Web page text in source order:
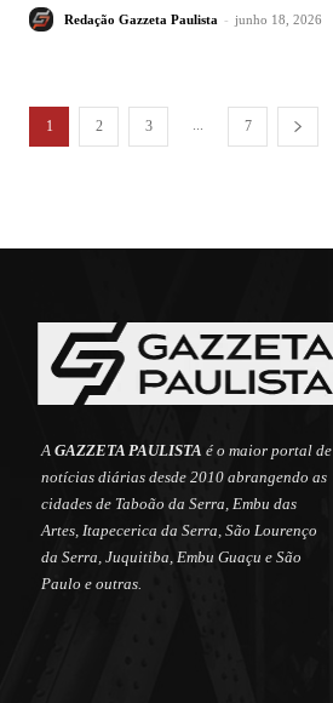
Redação Gazzeta Paulista - junho 18, 2026
1 2 3 ... 7
A GAZZETA PAULISTA é o maior portal de
notícias diárias desde 2010 abrangendo as
cidades de Taboão da Serra, Embu das
Artes, Itapecerica da Serra, São Lourenço
da Serra, Juquitiba, Embu Guaçu e São
Paulo e outras.